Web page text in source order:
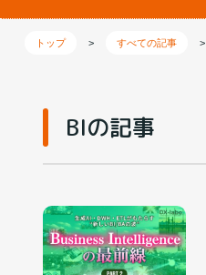
トップ > すべての記事 >
BIの記事